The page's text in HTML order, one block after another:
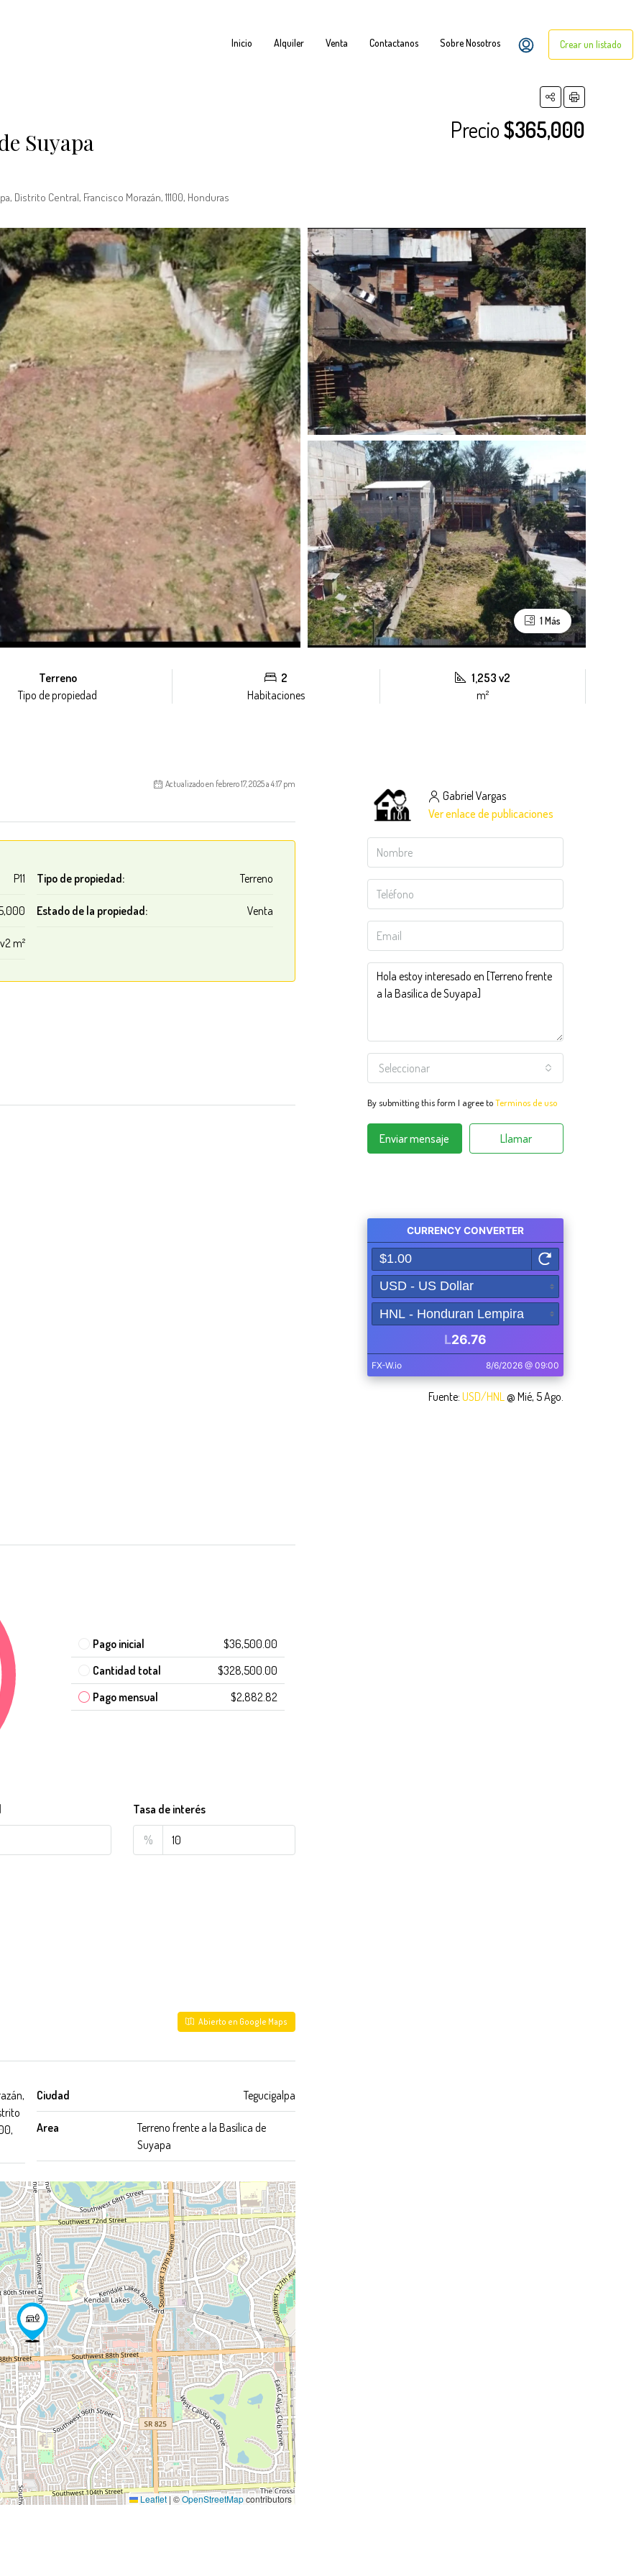
Inicio Alquiler Venta Contactanos Sobre Nosotros Crear un listado
Suyapa Precio$365,000
Distrito Central, Francisco Morazán, 11100, Honduras
1 Más
Terreno
Tipo de propiedad
2
Habitaciones
1,253 v2
m²
Actualizado en febrero 17, 2025 a 4:17 pm
P11
m²
Tipo de propiedad: Terreno
Estado de la propiedad: Venta
Pago inicial
$36,500.00
Cantidad total
$328,500.00
Pago mensual
$2,882.82
Tasa de interés
%
Abierto en Google Maps
Ciudad Tegucigalpa
Area
Terreno frente a la Basílica de
Suyapa
Leaflet | ©OpenStreetMapcontributors
Gabriel Vargas
Ver enlace de publicaciones
Seleccionar
By submitting this form I agree toTerminos de uso
Enviar mensaje Llamar
Fuente: USD/HNL @ Mié, 5 Ago.